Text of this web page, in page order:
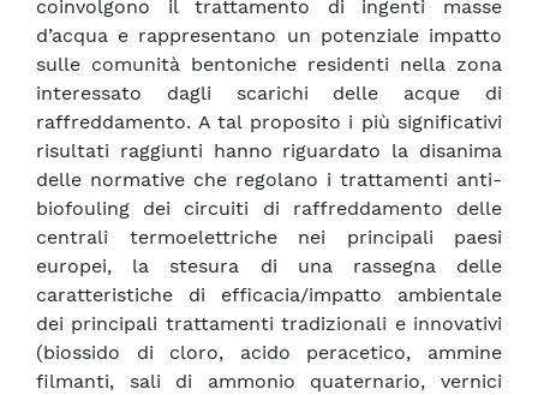
coinvolgono il trattamento di ingenti masse
d’acqua e rappresentano un potenziale impatto
sulle comunità bentoniche residenti nella zona
interessato dagli scarichi delle acque di
raffreddamento. A tal proposito i più significativi
risultati raggiunti hanno riguardato la disanima
delle normative che regolano i trattamenti anti-
biofouling dei circuiti di raffreddamento delle
centrali termoelettriche nei principali paesi
europei, la stesura di una rassegna delle
caratteristiche di efficacia/impatto ambientale
dei principali trattamenti tradizionali e innovativi
(biossido di cloro, acido peracetico, ammine
filmanti, sali di ammonio quaternario, vernici